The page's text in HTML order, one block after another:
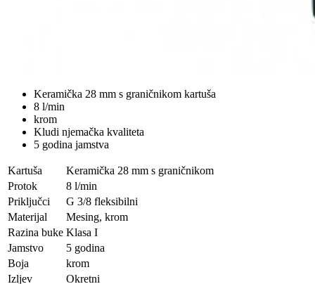
Keramička 28 mm s graničnikom kartuša
8 l/min
krom
Kludi njemačka kvaliteta
5 godina jamstva
Kartuša
Keramička 28 mm s graničnikom
Protok
8 l/min
Priključci
G 3/8 fleksibilni
Materijal
Mesing, krom
Razina buke Klasa I
Jamstvo
5 godina
Boja
krom
Izljev
Okretni